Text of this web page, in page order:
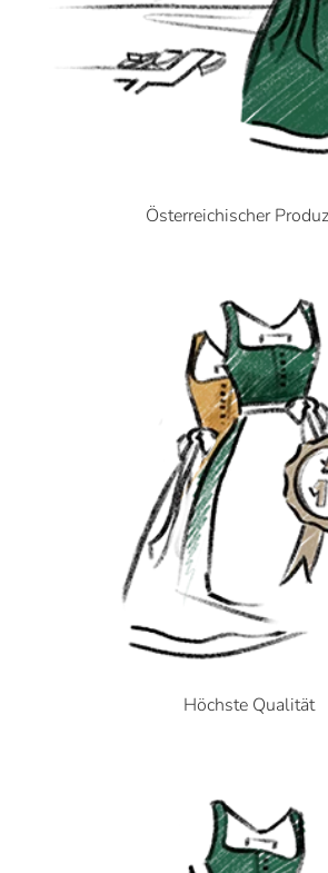
Österreichischer
Höchste Qualität